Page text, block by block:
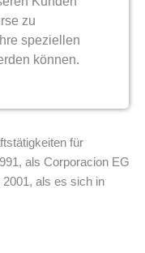
zu
speziellen
können.
für
als Corporacion EG
als es sich in